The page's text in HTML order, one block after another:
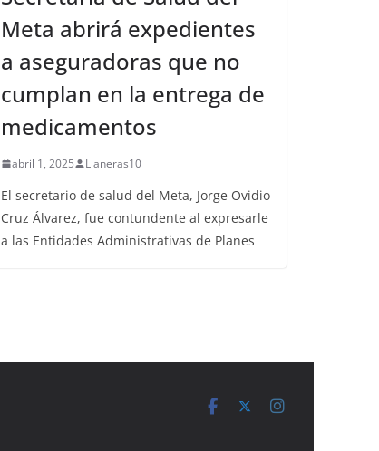
Meta abrirá expedientes
a aseguradoras que no
cumplan en la entrega de
medicamentos
abril 1, 2025 Llaneras10
El secretario de salud del Meta, Jorge Ovidio
Cruz Álvarez, fue contundente al expresarle
a las Entidades Administrativas de Planes